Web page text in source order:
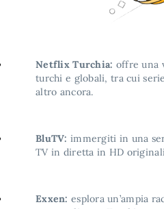
Netflix Turchia: offre una
turchi e globali, tra cui
altro ancora.
BluTV: immergiti in una
TV in diretta in HD
Exxen: esplora un’ampia